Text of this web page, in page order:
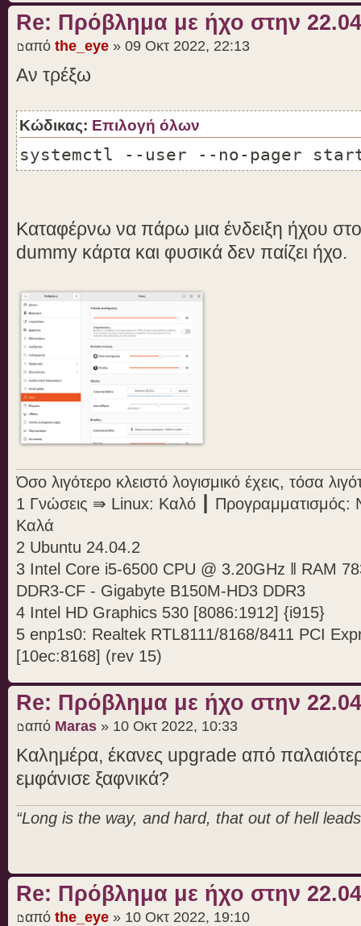
BUG_REPORT_URL="https://
PRIVACY_POLICY_URL="https://
and-policies/privacy-policy"
!!DMI Information
!!---------------
Product Version: Default string
Firmware Version: F20h
Board Vendor: Gigabyte
Board Name: B150M-HD3 DDR3-CF
!!ACPI Device Status Information
!!---------------
/sys/bus/acpi/devices/
/sys/bus/acpi/devices/
/sys/bus/acpi/devices/
/sys/bus/acpi/devices/
/sys/bus/acpi/devices/
/sys/bus/acpi/devices/
/sys/bus/acpi/devices/
/sys/bus/acpi/devices/
/sys/bus/acpi/devices/
/sys/bus/acpi/devices/
/sys/bus/acpi/devices/
/sys/bus/acpi/devices/
/sys/bus/acpi/devices/
/sys/bus/acpi/devices/
/sys/bus/acpi/devices/
/sys/bus/acpi/devices/
/sys/bus/acpi/devices/
/sys/bus/acpi/devices/
/sys/bus/acpi/devices/
/sys/bus/acpi/devices/
Re: Πρόβλημα με ήχο στην 22.04
από the_eye » 09 Οκτ 2022, 22:13
Αν τρέξω
Κώδικας: Επιλογή όλων
systemctl --user --no-pager
Καταφέρνω να πάρω μια ένδειξη ήχου
dummy κάρτα και φυσικά δεν παίζει ήχο.
Όσο λιγότερο κλειστό λογισμικό έχεις, τόσα
1 Γνώσεις ⇛ Linux: Καλό ┃ Προγραμματισμός:
Καλά
2 Ubuntu 24.04.2
3 Intel Core i5-6500 CPU @ 3.20GHz ‖ RAM
DDR3-CF - Gigabyte B150M-HD3 DDR3
4 Intel HD Graphics 530 [8086:1912] {i915}
5 enp1s0: Realtek RTL8111/8168/8411 PCI
[10ec:8168] (rev 15)
Re: Πρόβλημα με ήχο στην 22.04
από Maras » 10 Οκτ 2022, 10:33
Καλημέρα, έκανες upgrade από
εμφάνισε ξαφνικά?
“Long is the way, and hard, that out of hell
Re: Πρόβλημα με ήχο στην 22.04
από the_eye » 10 Οκτ 2022, 19:10